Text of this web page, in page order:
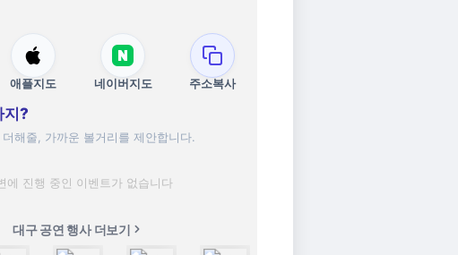
애플지도 네이버지도 주소복사
지?
해줄, 가까운 볼거리를 제안합니다.
에 진행 중인 이벤트가 없습니다
대구 공연 행사 더보기